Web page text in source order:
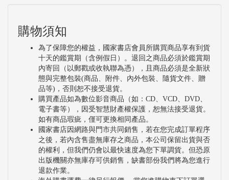
購物須知
為了保障您的權益，國家書店會員所購買商品享有到貨
十天的鑑賞期（含例假日）。退回之商品必須於鑑賞期
內寄回（以郵戳或收執聯為憑），且商品必須是全新狀
態與完整包裝(商品、附件、內外包裝、隨貨文件、贈
品等)，否則恕不接受退貨。
購買產品如為數位影音商品（如：CD、VCD、DVD、
電子書等），因受智慧財產權保護，恕無法接受退貨。
如有商品瑕疵，僅可更換相同產品。
國家書店因網路與門市共同銷售，若在您完成訂單程序
之後，若內含售盡無庫存之商品，本公司保留出貨與否
的權利，但我們仍會以最快速度為您下單調貨。但恐原
出版機關亦無庫存可供銷售，缺書部份我們將為您進行
退款作業。